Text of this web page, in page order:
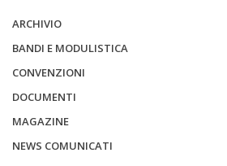
ARCHIVIO
BANDI E MODULISTICA
CONVENZIONI
DOCUMENTI
MAGAZINE
NEWS COMUNICATI